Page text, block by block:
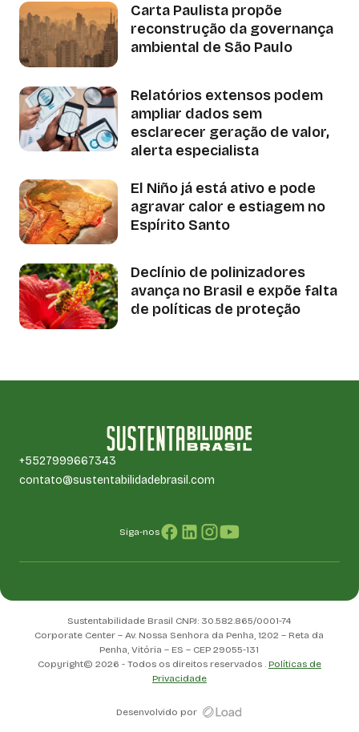
Carta Paulista propõe
reconstrução da governança
ambiental de São Paulo
Relatórios extensos podem
ampliar dados sem
esclarecer geração de valor,
alerta especialista
El Niño já está ativo e pode
agravar calor e estiagem no
Espírito Santo
Declínio de polinizadores
avança no Brasil e expõe falta
de políticas de proteção
+5527999667343
contato@sustentabilidadebrasil.com
Siga-nos
Sustentabilidade Brasil CNPJ: 30.582.865/0001-74
Corporate Center – Av. Nossa Senhora da Penha, 1202 – Reta da
Penha, Vitória – ES – CEP 29055-131
Copyright© 2026 - Todos os direitos reservados . Políticas de
Privacidade
Desenvolvido por